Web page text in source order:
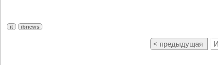
it ibnews
< предыдущая